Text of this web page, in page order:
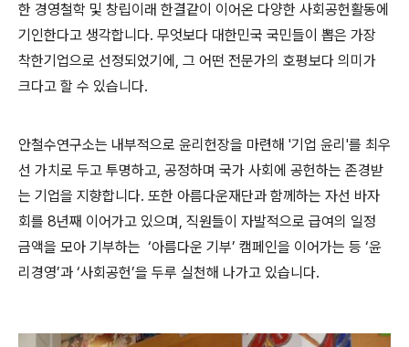
한 경영철학 및 창립이래 한결같이 이어온 다양한 사회공헌활동에
기인한다고 생각합니다. 무엇보다 대한민국 국민들이 뽑은 가장
착한기업으로 선정되었기에 , 그 어떤 전문가의 호평보다 의미가
크다고 할 수 있습니다.
안철수연구소는 내부적으로 윤리헌장을 마련해 '기업 윤리 '를 최우
선 가치로 두고 투명하고, 공정하며 국가 사회에 공헌하는 존경받
는 기업을 지향합니다. 또한 아름다운재단과 함께하는 자선 바자
회를 8년째 이어가고 있으며, 직원들이 자발적으로 급여의 일정
금액을 모아 기부하는 ‘아름다운 기부’ 캠페인을 이어가는 등 ‘윤
리경영’과 ‘사회공헌’을 두루 실천해 나가고 있습니다.